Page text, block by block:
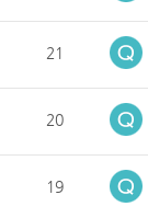
21
20
19